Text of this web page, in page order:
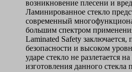
возникновение плесени и
Ламинированное стекло
современный
большим спектром
Laminated Safety заключается,
безопасности и высоком
ударе стекло не разлетается
изготовления данного стекла